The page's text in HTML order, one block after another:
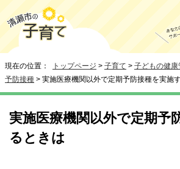
現在の位置： トップページ > 子育て > 子どもの健
予防接種 > 実施医療機関以外で定期予防接種を実施
実施医療機関以外で定期予
るときは